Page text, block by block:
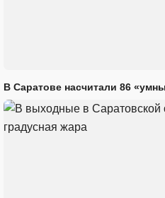
В Саратове насчитали 86